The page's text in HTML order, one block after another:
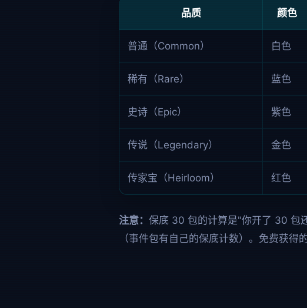
品质 颜色
普通（Common） 白色
稀有（Rare） 蓝色
史诗（Epic） 紫色
传说（Legendary） 金色
传家宝（Heirloom） 红色
注意： 保底 30 包的计算是"你开了 30 包
（事件包有自己的保底计数）。免费获得